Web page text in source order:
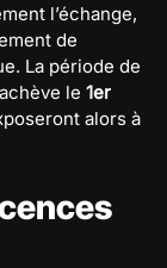
l’échange,
de
La période de
le 1er
alors à